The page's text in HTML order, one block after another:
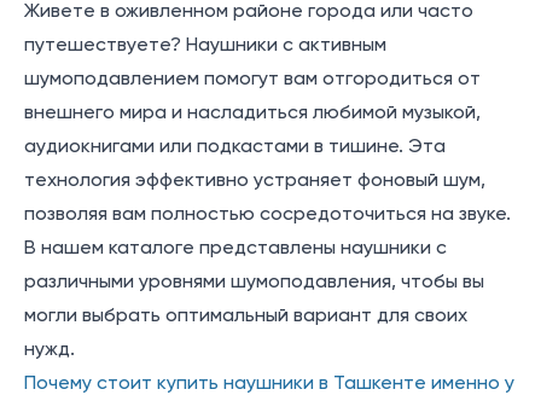
Живете в оживленном районе города или часто
путешествуете? Наушники с активным
шумоподавлением помогут вам отгородиться от
внешнего мира и насладиться любимой музыкой,
аудиокнигами или подкастами в тишине. Эта
технология эффективно устраняет фоновый шум,
позволяя вам полностью сосредоточиться на звуке.
В нашем каталоге представлены наушники с
различными уровнями шумоподавления, чтобы вы
могли выбрать оптимальный вариант для своих
нужд.
Почему стоит купить наушники в Ташкенте именно у